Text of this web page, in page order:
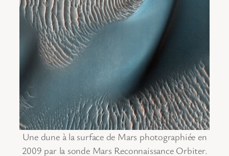
Une dune à la surface de Mars photographiée en
2009 par la sonde Mars Reconnaissance Orbiter.